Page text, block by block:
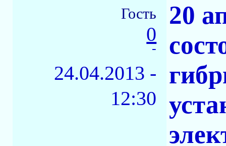
Гость
0
-
24.04.2013 -
12:30
20